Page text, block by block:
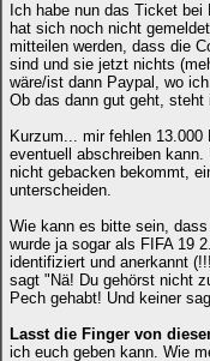
Ich habe nun das Ticket
hat sich noch nicht
mitteilen werden, dass die
sind und sie jetzt nichts
wäre/ist dann Paypal, wo
Ob das dann gut geht, steht
Kurzum... mir fehlen
eventuell abschreiben
nicht gebacken bekommt,
unterscheiden.
Wie kann es bitte sein,
wurde ja sogar als FIFA 19
identifiziert und anerkannt
sagt "Nä! Du gehörst nicht
Pech gehabt! Und keiner
Lasst die Finger von
ich euch geben kann. Wie